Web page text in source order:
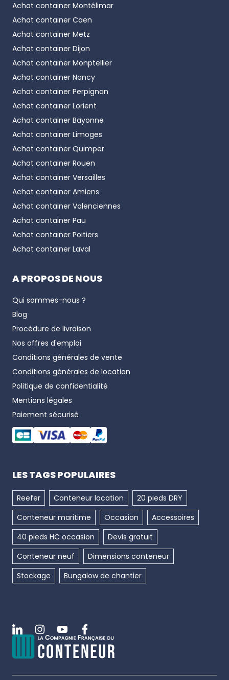
Achat container Montélimar
Achat container Caen
Achat container Metz
Achat container Dijon
Achat container Monptellier
Achat container Nancy
Achat container Perpignan
Achat container Lorient
Achat container Bayonne
Achat container Limoges
Achat container Quimper
Achat container Rouen
Achat container Versailles
Achat container Amiens
Achat container Valenciennes
Achat container Pau
Achat container Poitiers
Achat container Laval
A PROPOS DE NOUS
Qui sommes-nous ?
Blog
Procédure de livraison
Nos offres d'emploi
Conditions générales de vente
Conditions générales de location
Politique de confidentialité
Mentions légales
Paiement sécurisé
LES TAGS POPULAIRES
Reefer Conteneur location
20 pieds DRY
Conteneur maritime
Occasion
Accessoires
40 pieds HC occasion
Devis gratuit
Conteneur neuf
Dimensions conteneur
Stockage
Bungalow de chantier
LinkedinInstagramYoutubeFacebook